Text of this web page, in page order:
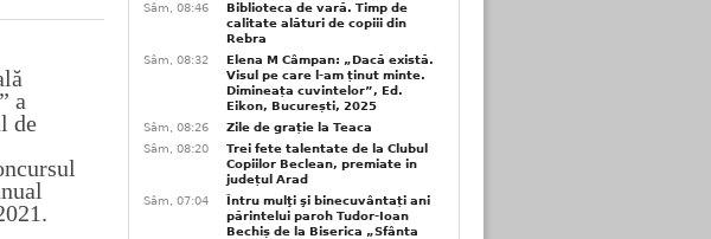
a
de
Sâm, 08:46
Biblioteca de vară. Timp de
calitate alături de copiii din
Rebra
Sâm, 08:32
Elena M Câmpan: „Dacă există.
Visul pe care l-am ținut minte.
Dimineața cuvintelor”, Ed.
Eikon, București, 2025
Sâm, 08:26
Zile de grație la Teaca
Sâm, 08:20
Trei fete talentate de la Clubul
Copiilor Beclean, premiate in
județul Arad
Sâm, 07:04
Întru mulţi şi binecuvântați ani
părintelui paroh Tudor-Ioan
Bechiș de la Biserica „Sfânta